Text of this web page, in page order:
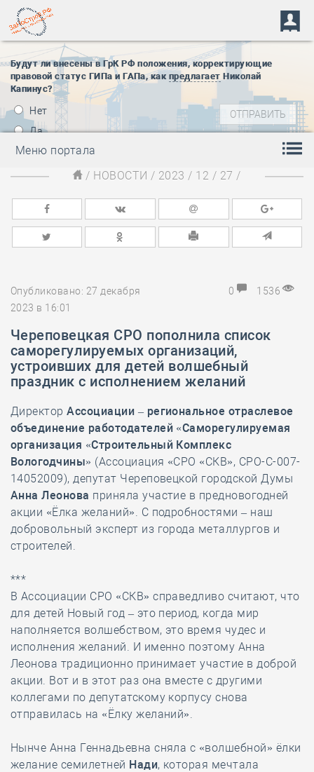
Будут ли внесены в ГрК РФ положения, корректирующие
правовой статус ГИПа и ГАПа, как предлагает Николай
Капинус?
Нет
Да
Меню портала
/ НОВОСТИ / 2023 / 12 / 27 /
Опубликовано: 27 декабря
2023 в 16:01
0 1536
Череповецкая СРО пополнила список
саморегулируемых организаций,
устроивших для детей волшебный
праздник с исполнением желаний
ДиректорАссоциации – региональное отраслевое
объединение работодателей «Саморегулируемая
организация «Строительный Комплекс
Вологодчины» (Ассоциация «СРО «СКВ», СРО-С-007-
14052009), депутат Череповецкой городской Думы
Анна Леонова приняла участие в предновогодней
акции «Ёлка желаний». С подробностями – наш
добровольный эксперт из города металлургов и
строителей.
***
В Ассоциации СРО «СКВ» справедливо считают, что
для детей Новый год – это период, когда мир
наполняется волшебством, это время чудес и
исполнения желаний. И именно поэтому Анна
Леонова традиционно принимает участие в доброй
акции. Вот и в этот раз она вместе с другими
коллегами по депутатскому корпусу снова
отправилась на «Ёлку желаний».
Нынче Анна Геннадьевна сняла с «волшебной» ёлки
желание семилетней Нади, которая мечтала